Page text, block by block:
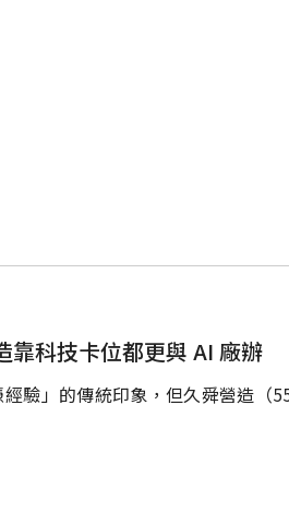
靠科技卡位都更與 AI 廠辦
驗」的傳統印象，但久舜營造（